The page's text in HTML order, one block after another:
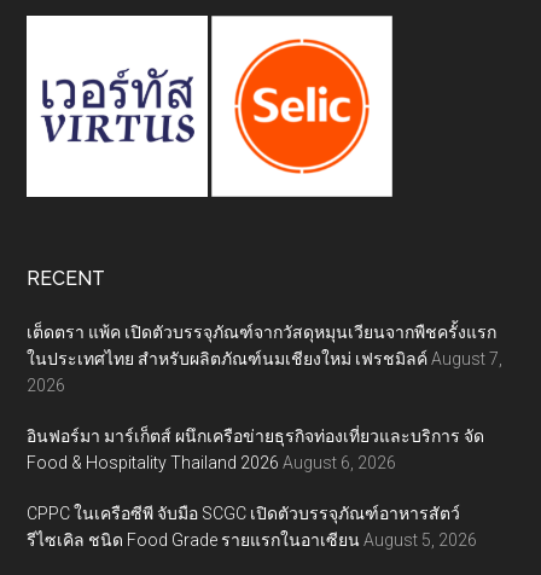
RECENT
เต็ดตรา แพ้ค เปิดตัวบรรจุภัณฑ์จากวัสดุหมุนเวียนจากพืชครั้งแรก
ในประเทศไทย สำหรับผลิตภัณฑ์นมเชียงใหม่ เฟรชมิลค์ August 7,
2026
อินฟอร์มา มาร์เก็ตส์ ผนึกเครือข่ายธุรกิจท่องเที่ยวและบริการ จัด
Food & Hospitality Thailand 2026 August 6, 2026
CPPC ในเครือซีพี จับมือ SCGC เปิดตัวบรรจุภัณฑ์อาหารสัตว์
รีไซเคิล ชนิด Food Grade รายแรกในอาเซียน August 5, 2026